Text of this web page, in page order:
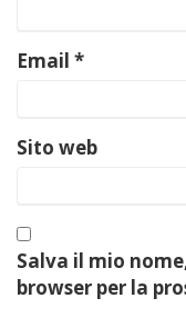
Email *
Sito web
Salva il mio
browser per la